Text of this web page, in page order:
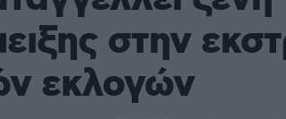
στην
εκλογών